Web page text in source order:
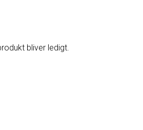
bliver ledigt.